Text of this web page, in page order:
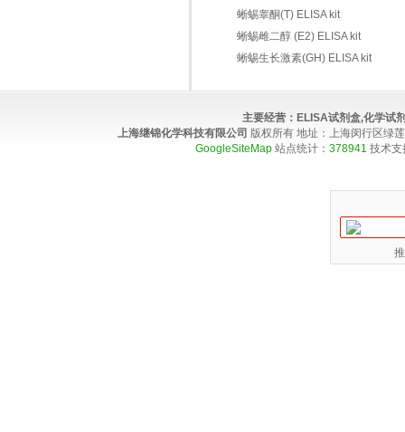
蜥蜴睾酮(T) ELISA kit
蜥蜴雌二醇 (E2) ELISA kit
蜥蜴生长激素(GH) ELISA kit
主要经营： ELISA试剂盒,化学试
上海继锦化学科技有限公司 版权所有 地址：上海闵行区绿
GoogleSiteMap 站点统计： 378941 技术支